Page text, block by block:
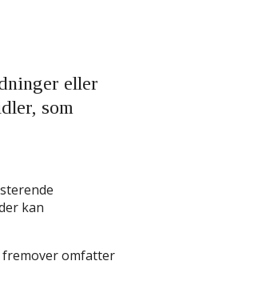
eller
som
kan
omfatter